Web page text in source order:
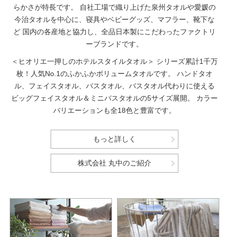
らかさが特長です。
自社工場で織り上げた泉州タオルや愛媛の
今治タオルを中心に、寝具やベビーグッズ、マフラー、靴下な
ど 国内の各産地と協力し、全品日本製にこだわったファクトリ
ーブランドです。
＜ヒオリエ一押しのホテルスタイルタオル＞ シリーズ累計1千万
枚！人気No.1のふかふかボリュームタオルです。
ハンドタオ
ル、フェイスタオル、バスタオル、バスタオル代わりに使える
ビッグフェイスタオル＆ミニバスタオルの5サイズ展開。
カラー
バリエーションも全18色と豊富です。
もっと詳しく
株式会社 丸中のご紹介